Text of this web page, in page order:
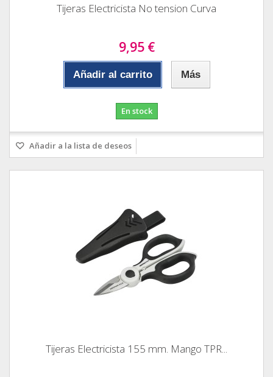
Tijeras Electricista No tension Curva
9,95 €
Añadir al carrito Más
En stock
Añadir a la lista de deseos
Tijeras Electricista 155 mm. Mango TPR...